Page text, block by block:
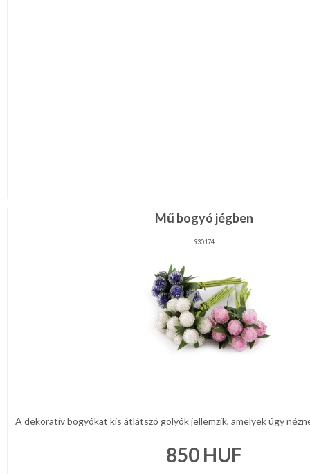
Mű bogyó jégben
930174
A dekoratív bogyókat kis átlátszó golyók jellemzik, amelyek úgy
850HUF